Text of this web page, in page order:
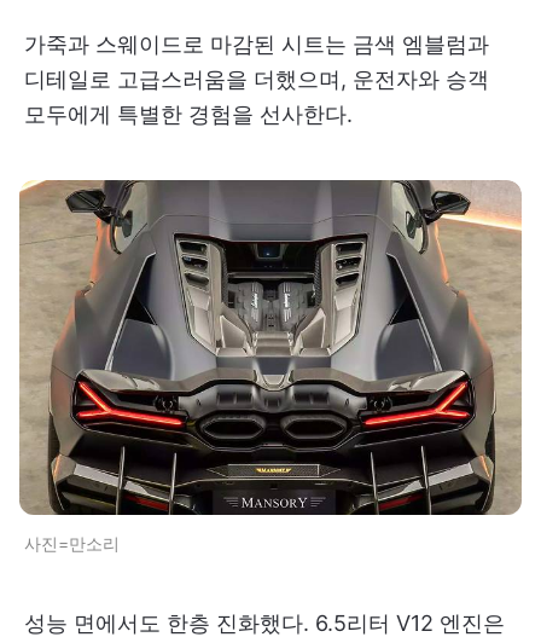
가죽과 스웨이드로 마감된 시트는 금색 엠블럼과
디테일로 고급스러움을 더했으며, 운전자와 승객
모두에게 특별한 경험을 선사한다.
사진=만소리
성능 면에서도 한층 진화했다. 6.5리터 V12 엔진은